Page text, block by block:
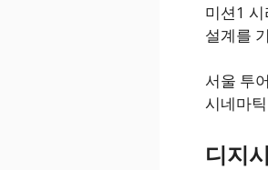
미션1
설계를
서울 투
시네마
디지